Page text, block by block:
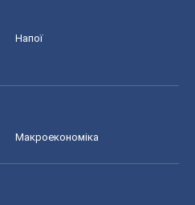
Напої
Макроекономіка